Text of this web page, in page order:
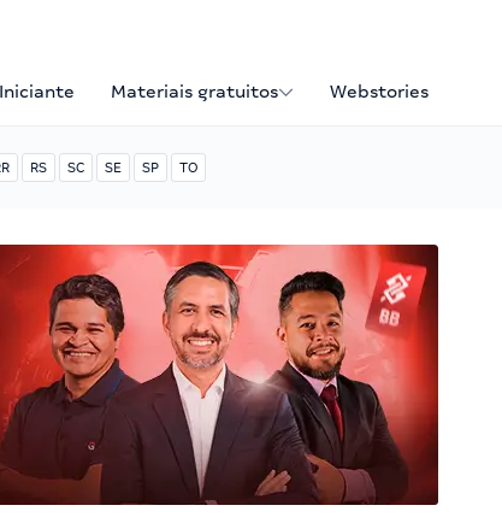
Materiais gratuitos Webstories
RS SC SE SP TO